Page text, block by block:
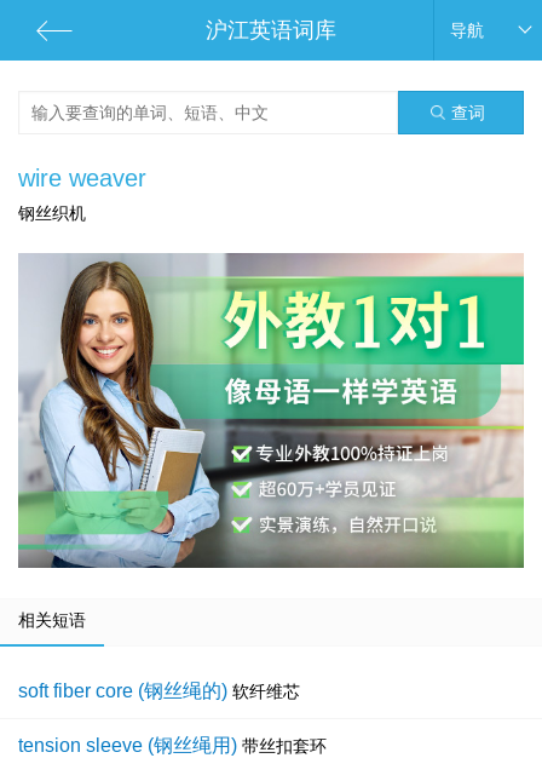
沪江英语词库 导航
查词
wire weaver
钢丝织机
相关短语
soft fiber core (钢丝绳的) 软纤维芯
tension sleeve (钢丝绳用) 带丝扣套环